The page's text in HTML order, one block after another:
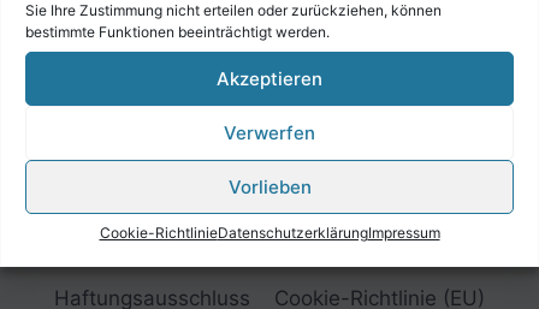
Sie Ihre Zustimmung nicht erteilen oder zurückziehen, können
bestimmte Funktionen beeinträchtigt werden.
Akzeptieren
Verwerfen
Vorlieben
Cookie-RichtlinieDatenschutzerklärungImpressum
Haftungsausschluss
Cookie-Richtlinie (EU)